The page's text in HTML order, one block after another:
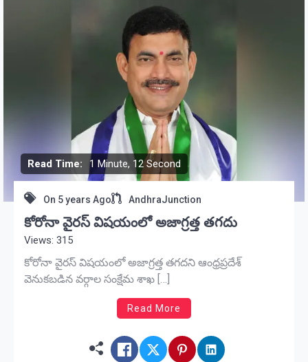
Read Time: 1 Minute, 12 Second
On 5 years Ago AndhraJunction
కోరోనా వైరస్ విషయంలో అజాగ్రత్త తగదు
Views: 315
కోరోనా వైరస్ విషయంలో అజాగ్రత్త తగదని ఆంధ్రప్రదేశ్
వెనుకబడిన వర్గాల సంక్షేమ శాఖ […]
Read More